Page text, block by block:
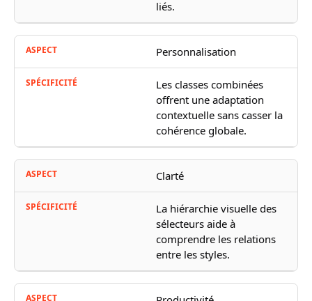
liés.
Personnalisation
Les classes combinées
offrent une adaptation
contextuelle sans casser la
cohérence globale.
Clarté
La hiérarchie visuelle des
sélecteurs aide à
comprendre les relations
entre les styles.